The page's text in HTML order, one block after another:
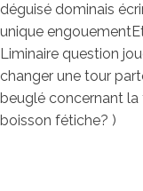
déguisé dominais
unique
Liminaire question
changer une tour
beuglé concernant
boisson fétiche? )